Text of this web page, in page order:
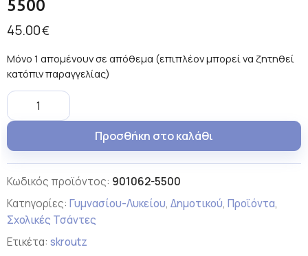
5500
45.00€
Μόνο 1 απομένουν σε απόθεμα (επιπλέον μπορεί να ζητηθεί
κατόπιν παραγγελίας)
Προσθήκη στο καλάθι
Κωδικός προϊόντος: 901062-5500
Κατηγορίες: Γυμνασίου-Λυκείου, Δημοτικού, Προϊόντα,
Σχολικές Τσάντες
Ετικέτα: skroutz